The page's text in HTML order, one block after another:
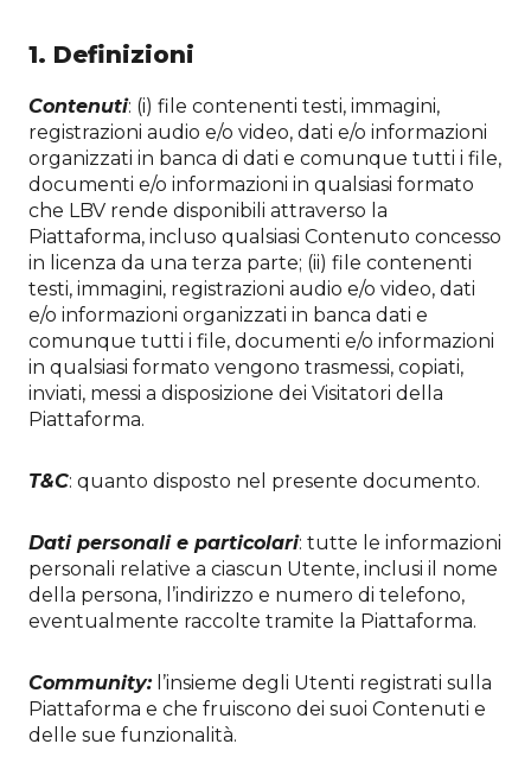
1. Definizioni
Contenuti: (i) file contenenti testi, immagini,
registrazioni audio e/o video, dati e/o informazioni
organizzati in banca di dati e comunque tutti i file,
documenti e/o informazioni in qualsiasi formato
che LBV rende disponibili attraverso la
Piattaforma, incluso qualsiasi Contenuto concesso
in licenza da una terza parte; (ii) file contenenti
testi, immagini, registrazioni audio e/o video, dati
e/o informazioni organizzati in banca dati e
comunque tutti i file, documenti e/o informazioni
in qualsiasi formato vengono trasmessi, copiati,
inviati, messi a disposizione dei Visitatori della
Piattaforma.
T&C: quanto disposto nel presente documento.
Dati personali e particolari: tutte le informazioni
personali relative a ciascun Utente, inclusi il nome
della persona, l’indirizzo e numero di telefono,
eventualmente raccolte tramite la Piattaforma.
Community:l’insieme degli Utenti registrati sulla
Piattaforma e che fruiscono dei suoi Contenuti e
delle sue funzionalità.